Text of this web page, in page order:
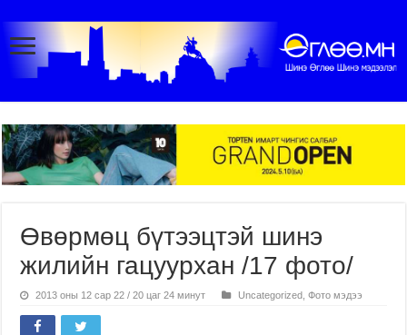
Өвөрмөц бүтээцтэй шинэ
жилийн гацуурхан /17 фото/
2013 оны 12 сар 22 / 20 цаг 24 минут Uncategorized ,Фото мэдээ